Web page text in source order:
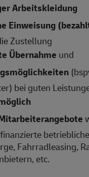
Arbeitskleidung
Einweisung
Zustellung
Übernahme und
bei guten
betriebliche
Fahrradleasing,
etc.